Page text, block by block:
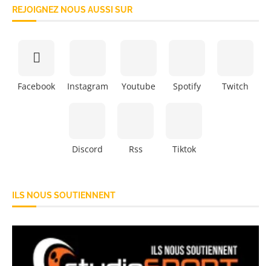
REJOIGNEZ NOUS AUSSI SUR
Facebook Instagram Youtube Spotify Twitch
Discord Rss Tiktok
ILS NOUS SOUTIENNENT